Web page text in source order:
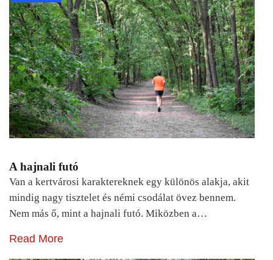
A hajnali futó
Van a kertvárosi karaktereknek egy különös alakja, akit
mindig nagy tisztelet és némi csodálat övez bennem.
Nem más ő, mint a hajnali futó. Miközben a…
Read More